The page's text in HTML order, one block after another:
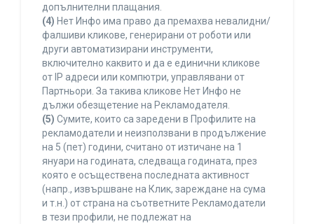
допълнителни плащания.
(4) Нет Инфо има право да премахва невалидни/
фалшиви кликове, генерирани от роботи или
други автоматизирани инструменти,
включително каквито и да е единични кликове
от IP адреси или компютри, управлявани от
Партньори. За такива кликове Нет Инфо не
дължи обезщетение на Рекламодателя.
(5) Сумите, които са заредени в Профилите на
рекламодатели и неизползвани в продължение
на 5 (пет) години, считано от изтичане на 1
януари на годината, следваща годината, през
която е осъществена последната активност
(напр., извършване на Клик, зареждане на сума
и т.н.) от страна на съответните Рекламодатели
в тези профили, не подлежат на